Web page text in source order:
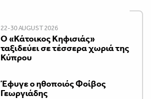
22-30 AUGUST 2026
Ο «Κάτοικος Κηφισιάς»
ταξιδεύει σε τέσσερα χωριά της
Κύπρου
Έφυγε ο ηθοποιός Φοίβος
Γεωργιάδης